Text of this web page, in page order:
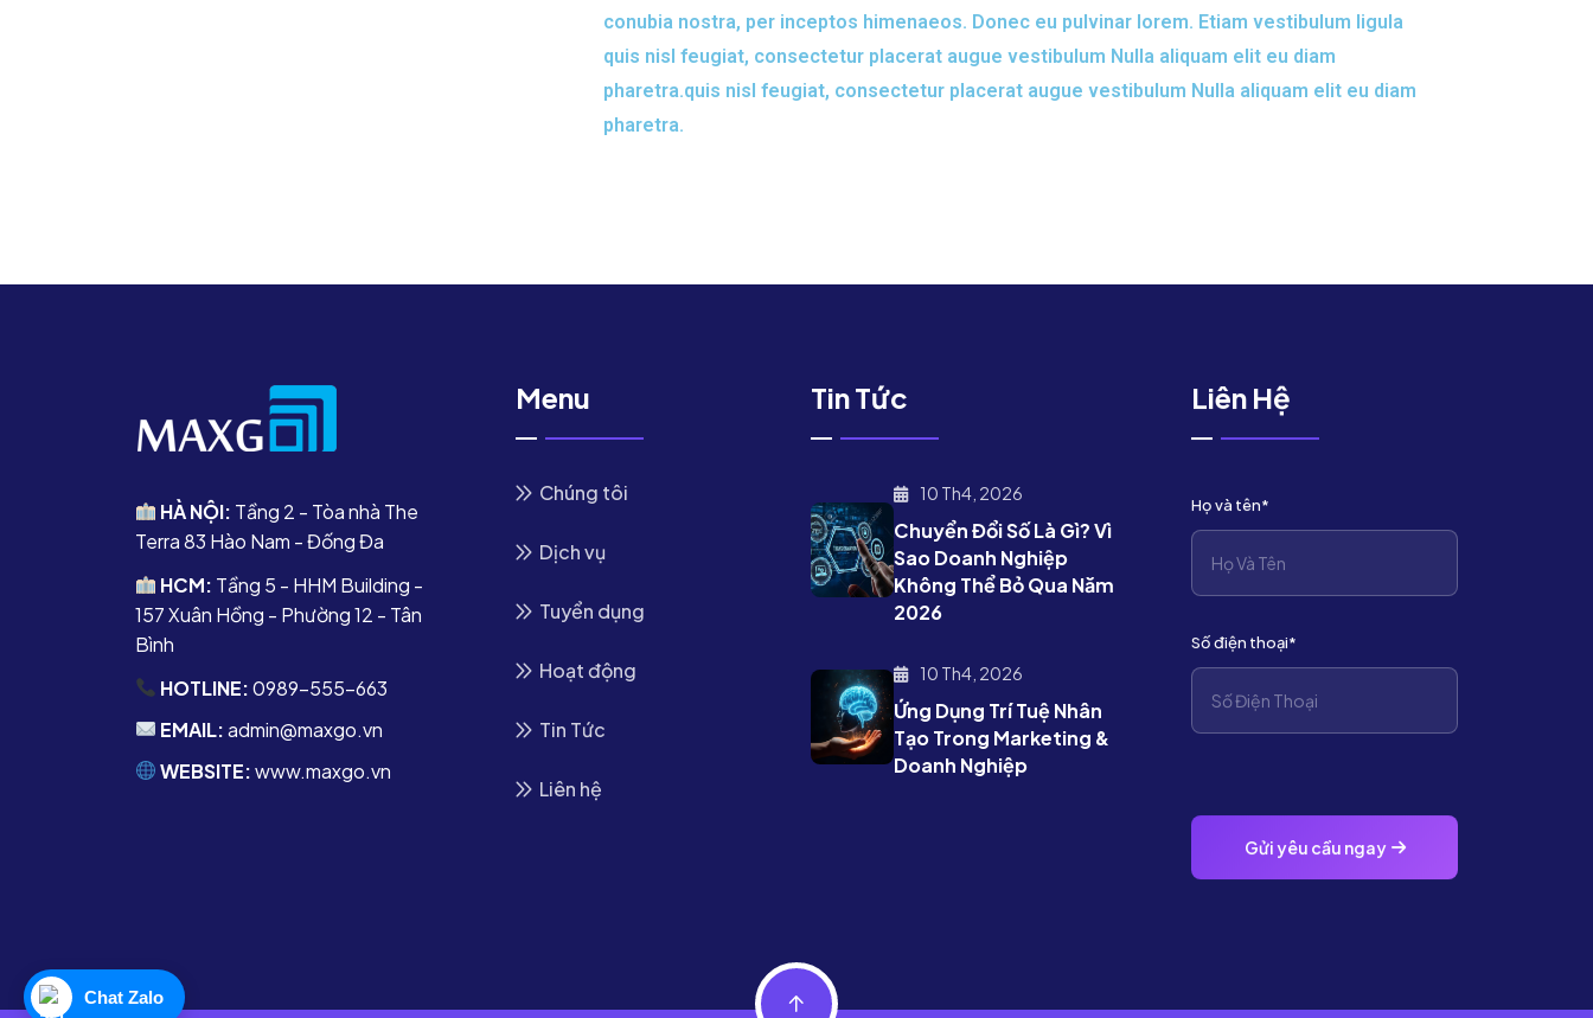
conubia nostra, per inceptos himenaeos. Donec eu pulvinar lorem. Etiam vestibulum ligula
quis nisl feugiat, consectetur placerat augue vestibulum Nulla aliquam elit eu diam
pharetra.quis nisl feugiat, consectetur placerat augue vestibulum Nulla aliquam elit eu diam
pharetra.
HÀ NỘI: Tầng 2 - Tòa nhà The
Terra 83 Hào Nam - Đống Đa
HCM: Tầng 5 - HHM Building -
157 Xuân Hồng - Phường 12 - Tân
Bình
HOTLINE:0989-555-663
EMAIL:admin@maxgo.vn
WEBSITE:www.maxgo.vn
Menu
Chúng tôi
Dịch vụ
Tuyển dụng
Hoạt động
Tin Tức
Liên hệ
Tin Tức
10 Th4, 2026
Chuyển Đổi Số Là Gì? Vì
Sao Doanh Nghiệp
Không Thể Bỏ Qua Năm
2026
10 Th4, 2026
Ứng Dụng Trí Tuệ Nhân
Tạo Trong Marketing &
Doanh Nghiệp
Liên Hệ
Họ và tên*
Số điện thoại*
Gửi yêu cầu ngay
Chat Zalo